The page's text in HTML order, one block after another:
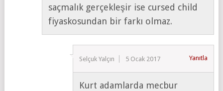
saçmalık gerçekleşir ise cursed child
fiyaskosundan bir farkı olmaz.
Selçuk Yalçın 5 Ocak 2017 Yanıtla
Kurt adamlarda mecbur